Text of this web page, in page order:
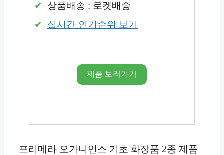
상품배송 : 로켓배송
실시간 인기순위 보기
제품 보러가기
프리메라 오가니언스 기초 화장품 2종 제품